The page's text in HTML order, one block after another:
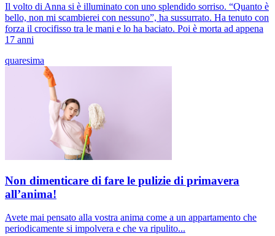
Il volto di Anna si è illuminato con uno splendido sorriso. “Quanto è
bello, non mi scambierei con nessuno”, ha sussurrato. Ha tenuto con
forza il crocifisso tra le mani e lo ha baciato. Poi è morta ad appena
17 anni
quaresima
Non dimenticare di fare le pulizie di primavera
all’anima!
Avete mai pensato alla vostra anima come a un appartamento che
periodicamente si impolvera e che va ripulito...